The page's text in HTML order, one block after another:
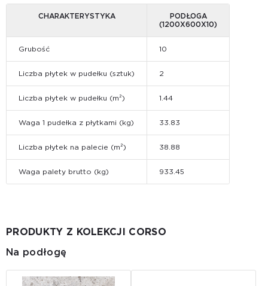
CHARAKTERYSTYKA
PODŁOGA
(1200Х600Х10)
Grubość 10
Liczba płytek w pudełku (sztuk) 2
Liczba płytek w pudełku (m²) 1.44
Waga 1 pudełka z płytkami (kg) 33.83
Liczba płytek na palecie (m²) 38.88
Waga palety brutto (kg) 933.45
PRODUKTY Z KOLEKCJI CORSO
Na podłogę